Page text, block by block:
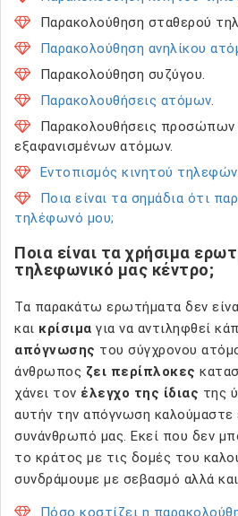
Παρακολούθηση σταθερού
Παρακολούθηση ανηλίκου
Παρακολούθηση συζύγου.
Παρακολουθήσεις ατόμων.
Παρακολουθήσεις προσώπων
εξαφανισμένων ατόμων.
Εντοπισμός κινητού
Ποια είναι τα σημάδια ότι
τηλέφωνό μου;
Ποια είναι τα χρήσιμα
τηλεφωνικό μας κέντρο;
Τα παρακάτω ερωτήματα δεν
και κρίσιμα για να αντιληφθεί
απόγνωσης του σύγχρονου
άνθρωπος ζει περίπλοκες
χάνει τον έλεγχο της ίδιας της
αυτήν την απόγνωση καλούμαστε
συνάνθρωπό μας. Εκεί που δεν
το κράτος με τις δομές του
συνδράμουμε με σεβασμό αλλά και
Πόσο κοστίζει η